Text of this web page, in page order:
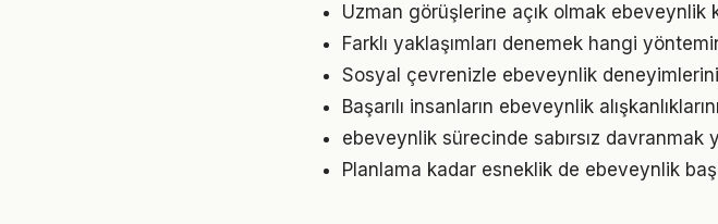
Uzman görüşlerine açık olmak
Farklı yaklaşımları denemek hangi
Sosyal çevrenizle ebeveynlik
Başarılı insanların ebeveynlik
ebeveynlik sürecinde sabırsız davranmak
Planlama kadar esneklik de ebeveynlik